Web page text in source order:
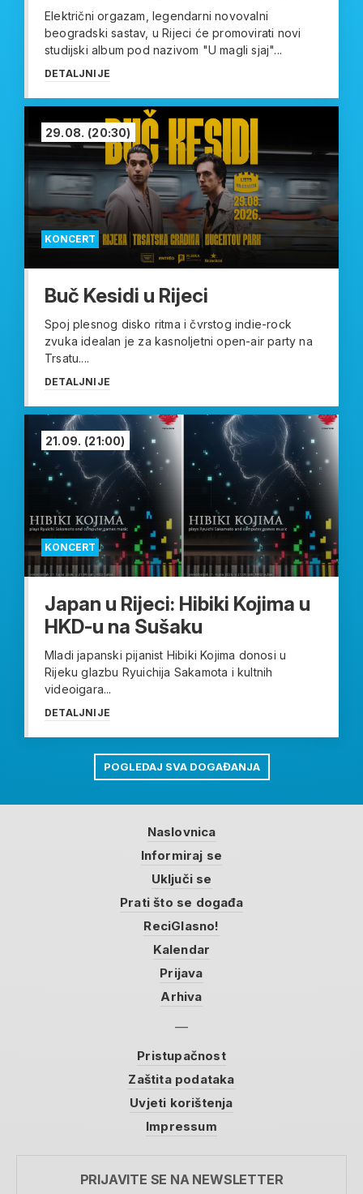
Električni orgazam, legendarni novovalni
beogradski sastav, u Rijeci će promovirati novi
studijski album pod nazivom "U magli sjaj"...
DETALJNIJE
KONCERT
29.08. (20:30)
Buč Kesidi u Rijeci
Spoj plesnog disko ritma i čvrstog indie-rock
zvuka idealan je za kasnoljetni open-air party na
Trsatu....
DETALJNIJE
KONCERT
21.09. (21:00)
Japan u Rijeci: Hibiki Kojima u
HKD-u na Sušaku
Mladi japanski pijanist Hibiki Kojima donosi u
Rijeku glazbu Ryuichija Sakamota i kultnih
videoigara...
DETALJNIJE
POGLEDAJ SVA DOGAĐANJA
Naslovnica
Informiraj se
Uključi se
Prati što se događa
ReciGlasno!
Kalendar
Prijava
Arhiva
Pristupačnost
Zaštita podataka
Uvjeti korištenja
Impressum
PRIJAVITE SE NA NEWSLETTER